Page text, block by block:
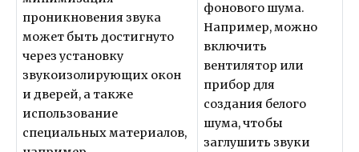
проникновения звука
может быть достигнуто
через установку
звукоизолирующих окон
и дверей, а также
использование
специальных материалов,
фонового шума.
Например, можно
включить
вентилятор или
прибор для
создания белого
шума, чтобы
заглушить звуки